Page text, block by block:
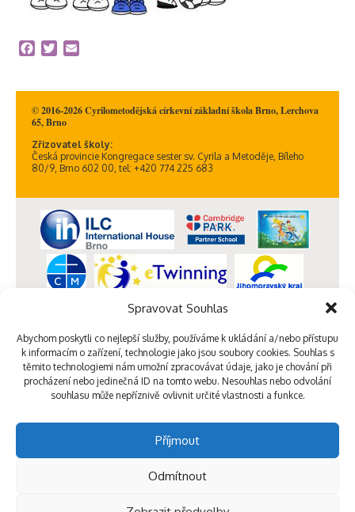
Spravovat Souhlas
Abychom poskytli co nejlepší služby, používáme k ukládání a/nebo přístupu
k informacím o zařízení, technologie jako jsou soubory cookies. Souhlas s
těmito technologiemi nám umožní zpracovávat údaje, jako je chování při
procházení nebo jedinečná ID na tomto webu. Nesouhlas nebo odvolání
souhlasu může nepříznivě ovlivnit určité vlastnosti a funkce.
Příjmout
Odmítnout
Facebook
Twitter
© 2016-2026 Cyrilometodějská církevní základní škola Brno, Lerchova
65, Brno
Zřizovatel školy:
Česká provincie Kongregace sester sv. Cyrila a Metoděje, Bíleho
80/9, Brno 602 00, tel: +420 774 225 683